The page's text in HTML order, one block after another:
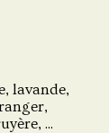
lavande,
...